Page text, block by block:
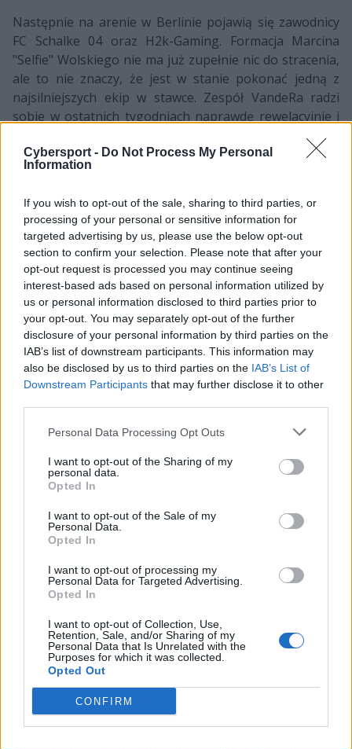
Cybersport - Do Not Process My Personal
Information
If you wish to opt-out of the sale, sharing to third parties, or
processing of your personal or sensitive information for
targeted advertising by us, please use the below opt-out
section to confirm your selection. Please note that after your
opt-out request is processed you may continue seeing
interest-based ads based on personal information utilized by
us or personal information disclosed to third parties prior to
your opt-out. You may separately opt-out of the further
disclosure of your personal information by third parties on the
IAB’s list of downstream participants. This information may
also be disclosed by us to third parties on the IAB’s List of
Downstream Participants that may further disclose it to other
Personal Data Processing Opt Outs
I want to opt-out of the Sharing of my
personal data.
Opted In
I want to opt-out of the Sale of my
Personal Data.
Opted In
I want to opt-out of processing my
Personal Data for Targeted Advertising.
Opted In
I want to opt-out of Collection, Use,
Retention, Sale, and/or Sharing of my
Personal Data that Is Unrelated with the
Purposes for which it was collected.
Opted Out
CONFIRM
Następnie na arenie w Berlinie pojawią się zawodnicy
FC Schalke 04 oraz H2k-Gaming. Formacja Marcina
"Selfie" Wolskiego nie ma już zupełnie nic do stracenia,
ale to nie znaczy, że jest w stanie pokonać jedną z
najsilniejszych ekip w stawce. Zespół VandeRa radzi
sobie w ostatnich tygodniach naprawdę rewelacyjnie i
jest jednym z głównych pretendentów do zgarnięcia
miejsca w półfinale, tym bardziej, że dziś zmierzy się z
najniżej notowaną drużyną zestawienia. Jeżeli S04
scenariuszem, to znacząco zbliży się do półfinałów.
Mimo to VandeR i jego kompani będą wtedy musieli
liczyć jeszcze na porażkę G2 z Vitality, bowiem w innej
sytuacji na pewno zobaczymy tie-break.
Po krótkiej przerwie w szranki staną Misfits Gaming
oraz ROCCAT. Jeżeli Steven "Hans Sama" Liv i jego
kompani mają chęć uniknąć przymusu gry w
ćwierćfinałach, to muszą pokonać swoich dzisiejszych
oponentów. Misfits wydaje się być murowanym
faworytem tego pojedynku, lecz nawet jeśli wygra, to i
tak musi liczyć na porażkę Schalke oraz G2 Esports.
Tak jak już wspominaliśmy przegrana Schalke 04 z
scenariuszem, dlatego też bezpośredni awans Misfits
do półfinałów play-offów również wydaje się być
Później czeka nas kolejne spotkanie, które w teorii nie
pewne miejsca w półfinałach letniej rundy EU LCS Fnatic
podejmie walkę z Unicorns of Love, które nie ma już
utracić pierwsze miejsce w tabeli, przez co będzie
musiało zmierzyć się z trudniejszym rywalem w
półfinale z uwagi na gorsze rozstawienie. Jednakże
patrząc na aktualną formę podopiecznych Dylana
Falco, trudno jest wierzyć w to, że nie poradzą sobie oni
z UoL.